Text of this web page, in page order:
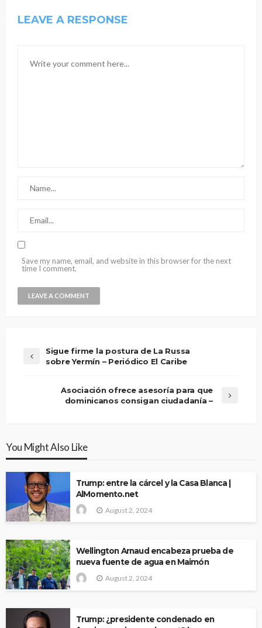
LEAVE A RESPONSE
Save my name, email, and website in this browser for the next
time I comment.
Sigue firme la postura de La Russa
sobre Yermín – Periódico El Caribe
Asociación ofrece asesoría para que
dominicanos consigan ciudadanía –
You Might Also Like
Trump: entre la cárcel y la Casa Blanca |
AlMomento.net
August 2, 2024
Wellington Arnaud encabeza prueba de
nueva fuente de agua en Maimón
August 2, 2024
Trump: ¿presidente condenado en